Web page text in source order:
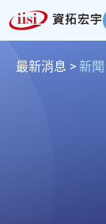
至
主
最新消息 > 新聞